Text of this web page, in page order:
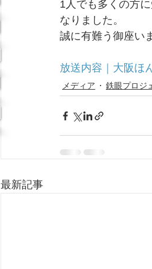
1人でも多くの方
なりました。
誠に有難う御座い
放送内容｜大阪ほ
メディア 鉄眼プロジ
最新記事